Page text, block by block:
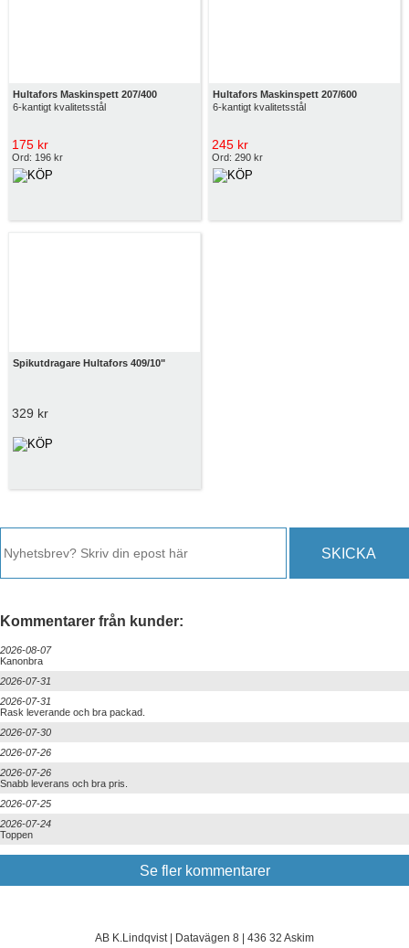
Hultafors Maskinspett 207/400
6-kantigt kvalitetsstål
175 kr
Ord: 196 kr
Hultafors Maskinspett 207/600
6-kantigt kvalitetsstål
245 kr
Ord: 290 kr
Spikutdragare Hultafors 409/10"
329 kr
SKICKA
Kommentarer från kunder:
2026-08-07
Kanonbra
2026-07-31
2026-07-31
Rask leverande och bra packad.
2026-07-30
2026-07-26
2026-07-26
Snabb leverans och bra pris.
2026-07-25
2026-07-24
Toppen
Se fler kommentarer
AB K.Lindqvist | Datavägen 8 | 436 32 Askim